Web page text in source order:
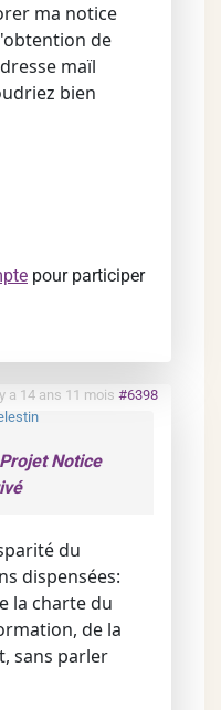
ma notice
de
maïl
bien
pour participer
a 14 ans 11 mois #6398
Notice
du
dispensées:
la charte du
de la
sans parler